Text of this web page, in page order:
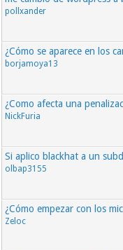
pollxander
¿Cómo se aparece en los
borjamoya13
¿Como afecta una
NickFuria
Si aplico blackhat a un
olbap3155
¿Cómo empezar con los
Zeloc